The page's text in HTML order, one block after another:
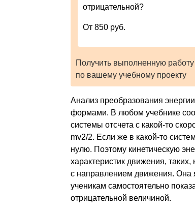
отрицательной?
От 850 руб.
Получить выполненную
по вашему учебному проекту
Анализ преобразования
формами. В любом учебнике
системы отсчета с какой-то
mv2/2. Если же в какой-то
нулю. Поэтому кинетическую
характеристик движения, таких,
с направлением движения. Она
ученикам самостоятельно
отрицательной величиной.